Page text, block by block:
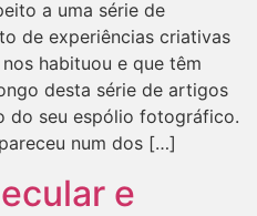
a uma série de
de experiências criativas
habituou e que têm
desta série de artigos
do seu espólio fotográfico.
num dos […]
e